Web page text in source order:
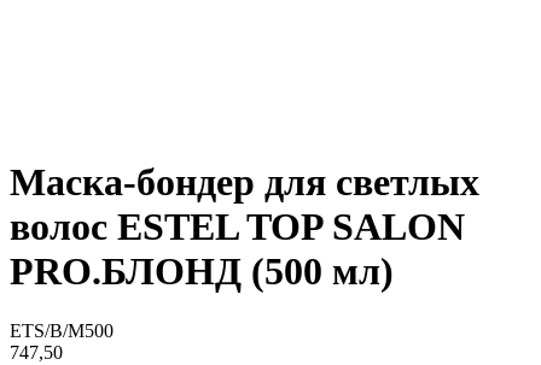
Маска-бондер для светлых
волос ESTEL TOP SALON
PRO.БЛОНД (500 мл)
ETS/B/M500
747,50